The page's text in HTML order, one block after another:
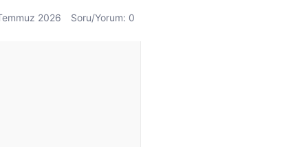
2026 Soru/Yorum: 0